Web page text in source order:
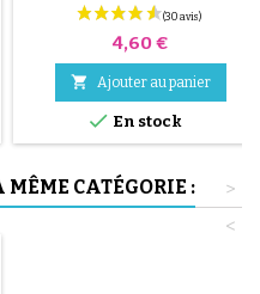
de haute qualité, couleur
aléatoire, noir, rouge, vert,
jaune et bleu ou 3 pièces en
acier ( gris ) Le montage du
uniquement à la main, cela évite
de percer la chambre à air.
Prix
4,60 €
 Ajouter au panier
 En stock
CATÉGORIE :
>
<